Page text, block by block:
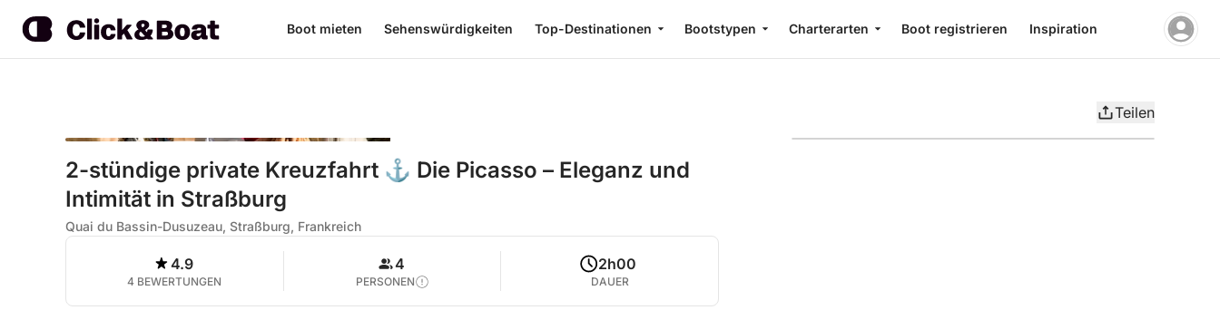
Boot mieten Sehenswürdigkeiten Top-Destinationen Bootstypen Charterarten Boot registrieren Inspiration
Teilen
2-stündige private Kreuzfahrt ⚓ Die Picasso – Eleganz und
Intimität in Straßburg
Quai du Bassin-Dusuzeau, Straßburg, Frankreich
4.9
4 BEWERTUNGEN
4
PERSONEN
2h00
DAUER